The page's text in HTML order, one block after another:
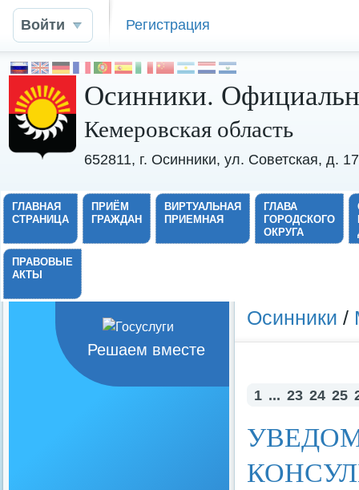
Войти Регистрация
Осинники.
Кемеровская область
652811, г. Осинники, ул. Советская, д.
ГЛАВНАЯ
СТРАНИЦА
ПРИЁМ
ГРАЖДАН
ВИРТУАЛЬНАЯ
ПРИЕМНАЯ
ГЛАВА
ГОРОДСКОГО
ОКРУГА
ПРАВОВЫЕ
АКТЫ
Осинники /
1 ... 23 24 25
Решаем вместе